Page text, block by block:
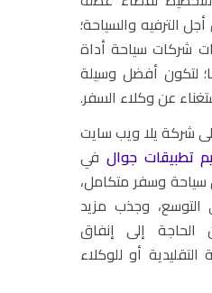
الترفيه والسياحة؛
شركات سياحة أداة
لتكون أفضل وسيلة
عن وكلاء السفر.
شركة يلا ويب سايت
تطبيقات جوال في
وسفر متكامل،
وجذب مزيد
الحاجة إلى إنفاق
أو للوكلاء